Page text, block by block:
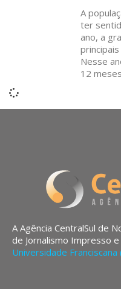
A
ter
ano, a
Nesse
12
A Agência CentralSul de
de Jornalismo Impresso
Universidade Franciscana